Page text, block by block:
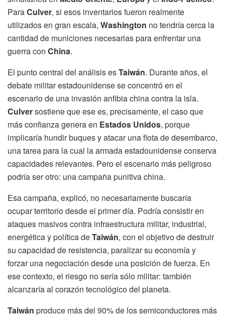
ParaCulver, si esos inventarios fueron realmente
utilizados en gran escala, Washington no tendría cerca la
cantidad de municiones necesarias para enfrentar una
guerra con China.
El punto central del análisis esTaiwán. Durante años, el
debate militar estadounidense se concentró en el
escenario de una invasión anfibia china contra la isla.
Culversostiene que ese es, precisamente, el caso que
más confianza genera en Estados Unidos, porque
implicaría hundir buques y atacar una flota de desembarco,
una tarea para la cual la armada estadounidense conserva
capacidades relevantes. Pero el escenario más peligroso
podría ser otro: una campaña punitiva china.
Esa campaña, explicó, no necesariamente buscaría
ocupar territorio desde el primer día. Podría consistir en
ataques masivos contra infraestructura militar, industrial,
energética y política deTaiwán, con el objetivo de destruir
su capacidad de resistencia, paralizar su economía y
forzar una negociación desde una posición de fuerza. En
ese contexto, el riesgo no sería sólo militar: también
alcanzaría al corazón tecnológico del planeta.
Taiwán produce más del 90% de los semiconductores más